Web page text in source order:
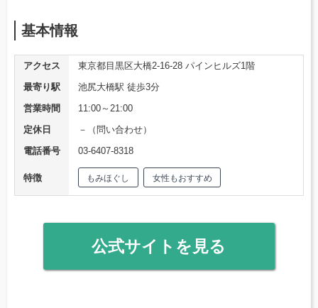
基本情報
アクセス
東京都目黒区大橋2-16-28 パインヒルズ1階
最寄り駅
池尻大橋駅 徒歩3分
営業時間
11:00～21:00
定休日
－（問い合わせ）
電話番号
03-6407-8318
特徴 もみほぐし 女性もおすすめ
公式サイトを見る